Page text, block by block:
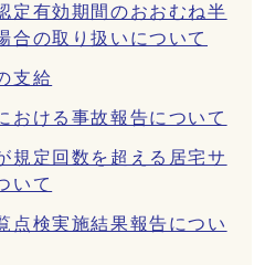
定有効期間のおおむね半
合の取り扱いについて
支給
おける事故報告について
規定回数を超える居宅サ
いて
点検実施結果報告につい